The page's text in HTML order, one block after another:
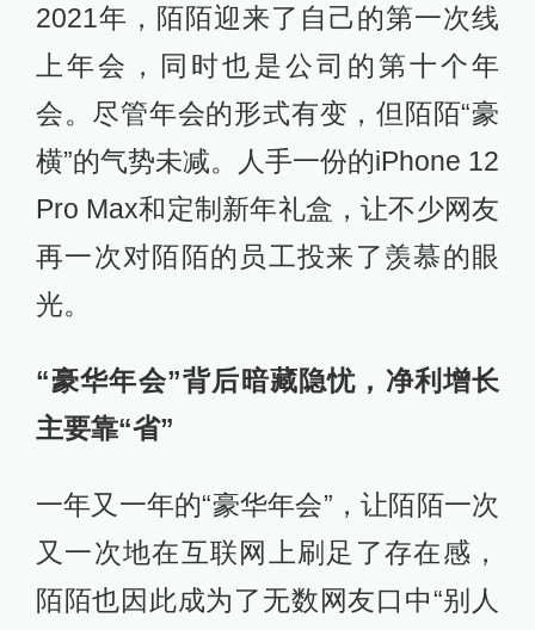
2021年，陌陌迎来了自己的第一次线
上年会，同时也是公司的第十个年
会。尽管年会的形式有变，但陌陌“豪
横”的气势未减。人手一份的iPhone 12
Pro Max和定制新年礼盒，让不少网友
再一次对陌陌的员工投来了羡慕的眼
光。
“豪华年会”背后暗藏隐忧，净利增长
主要靠“省”
一年又一年的“豪华年会”，让陌陌一次
又一次地在互联网上刷足了存在感，
陌陌也因此成为了无数网友口中“别人